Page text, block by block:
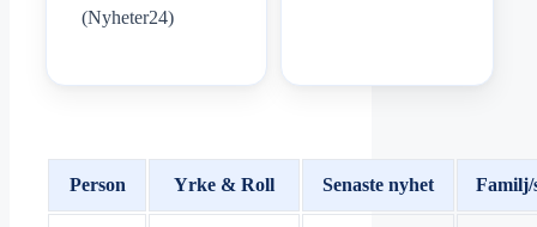
(Nyheter24)
Person Yrke & Roll Senaste nyhet Familj/